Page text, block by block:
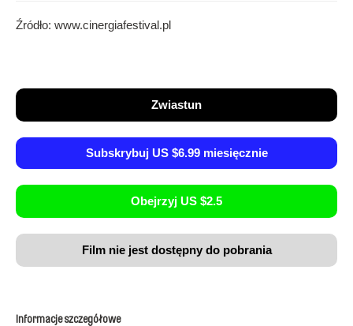
Źródło: www.cinergiafestival.pl
Zwiastun
Subskrybuj US $6.99 miesięcznie
Obejrzyj US $2.5
Film nie jest dostępny do pobrania
Informacje szczegółowe